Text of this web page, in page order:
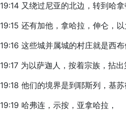
19:14 又绕过尼亚的北边，转到哈拿
19:15 还有加他，拿哈拉，伸仑，
19:16 这些城并属城的村庄就是西
19:17 为以萨迦人，按着宗族，拈出
19:18 他们的境界是到耶斯列，基苏
19:19 哈弗连，示按，亚拿哈拉，